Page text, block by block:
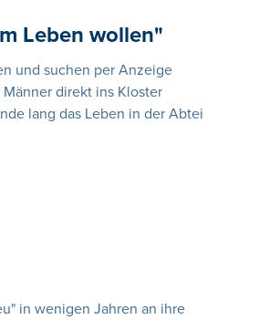
Leben wollen"
und suchen per Anzeige
direkt ins Kloster
lang das Leben in der Abtei
in wenigen Jahren an ihre